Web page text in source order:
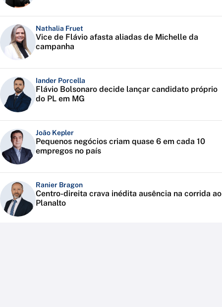
Nathalia Fruet
Vice de Flávio afasta aliadas de Michelle da
campanha
Iander Porcella
Flávio Bolsonaro decide lançar candidato próprio
do PL em MG
João Kepler
Pequenos negócios criam quase 6 em cada 10
empregos no país
Ranier Bragon
Centro-direita crava inédita ausência na corrida ao
Planalto